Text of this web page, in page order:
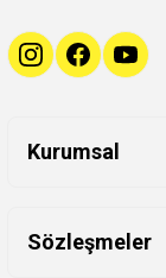
Kurumsal
Sözleşmeler